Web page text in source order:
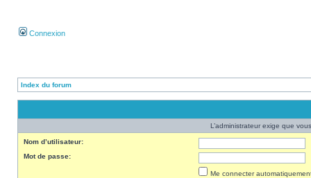
Connexion
Index du forum
L’administrateur exige que
Nom d’utilisateur:
Mot de passe:
Me connecter